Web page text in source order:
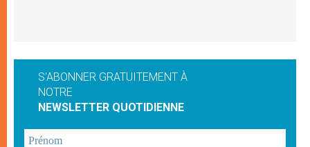
S'ABONNER GRATUITEMENT À
NOTRE
NEWSLETTER QUOTIDIENNE